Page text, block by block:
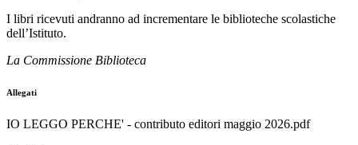
I libri ricevuti andranno ad incrementare le biblioteche scolastiche
dell’Istituto.
La Commissione Biblioteca
Allegati
IO LEGGO PERCHE' - contributo editori maggio 2026.pdf